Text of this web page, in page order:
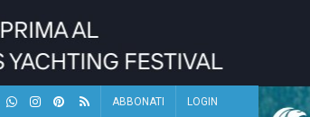
ABBONATI LOGIN